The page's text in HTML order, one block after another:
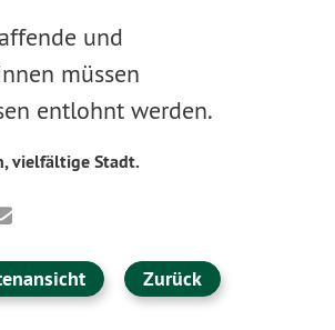
und
müssen
entlohnt werden.
vielfältige Stadt.
Zurück